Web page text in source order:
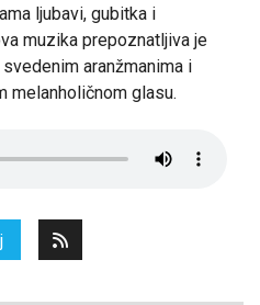
ljubavi, gubitka i
muzika prepoznatljiva je
aranžmanima i
melanholičnom glasu.